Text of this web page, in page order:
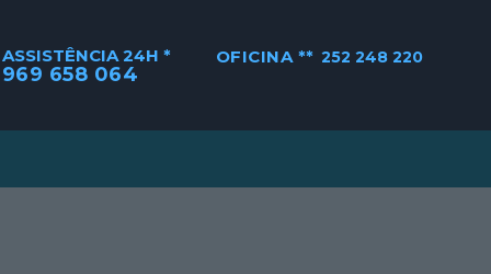
OFICINA ** 252 248 220
ASSISTÊNCIA 24H *
969 658 064